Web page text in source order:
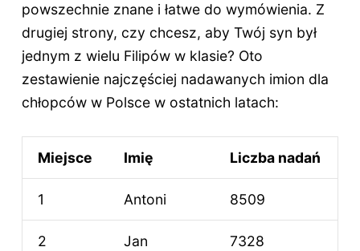
powszechnie znane i łatwe do wymówienia. Z
drugiej strony, czy chcesz, aby Twój syn był
jednym z wielu Filipów w klasie? Oto
zestawienie najczęściej nadawanych imion dla
chłopców w Polsce w ostatnich latach:
Miejsce Imię Liczba nadań
1 Antoni 8509
2 Jan 7328